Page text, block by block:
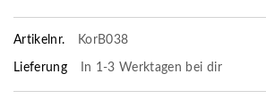
Artikelnr. KorB038
Lieferung In 1-3 Werktagen bei dir